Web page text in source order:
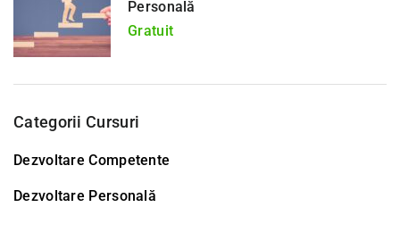
Personală
Gratuit
Categorii Cursuri
Dezvoltare Competente
Dezvoltare Personală